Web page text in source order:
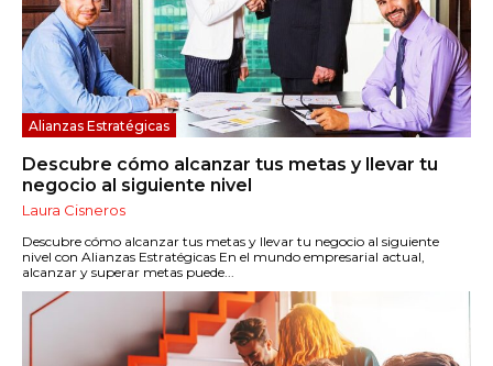
Alianzas Estratégicas
Descubre cómo alcanzar tus metas y llevar tu
negocio al siguiente nivel
Laura Cisneros
Descubre cómo alcanzar tus metas y llevar tu negocio al siguiente
nivel con Alianzas Estratégicas En el mundo empresarial actual,
alcanzar y superar metas puede...